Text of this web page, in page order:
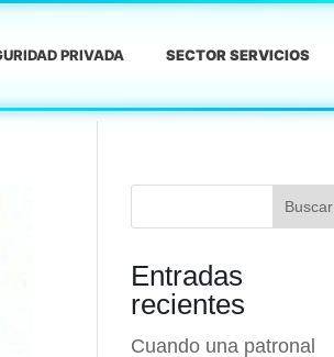
PRIVADA SECTOR SERVICIOS
Buscar
Entradas
recientes
Cuando una patronal